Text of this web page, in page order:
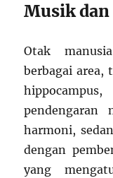
Musik dan
Otak
berbagai area,
pendengaran
harmoni,
dengan
yang